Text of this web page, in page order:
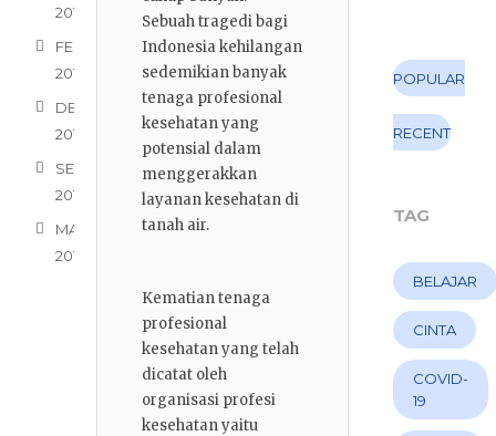
2019
FEBRUARI
2019
DESEMBER
2018
SEPTEMBER
2018
MARET
2014
Sebuah tragedi bagi
Indonesia kehilangan
sedemikian banyak
tenaga profesional
kesehatan yang
potensial dalam
menggerakkan
layanan kesehatan di
tanah air.
Kematian tenaga
profesional
kesehatan yang telah
dicatat oleh
organisasi profesi
kesehatan yaitu
POPULAR
RECENT
TAG
BELAJAR
CINTA
COVID-
19